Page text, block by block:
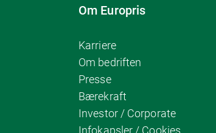
Om Europris
Karriere
Om bedriften
Presse
Bærekraft
Investor / Corporate
Infokapsler / Cookies